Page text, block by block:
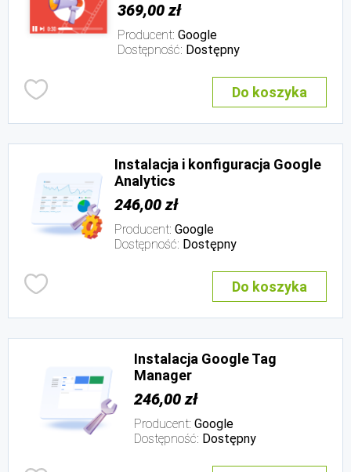
369,00 zł
Producent: Google
Dostępność: Dostępny
Do koszyka
Instalacja i konfiguracja Google
Analytics
246,00 zł
Producent: Google
Dostępność: Dostępny
Do koszyka
Instalacja Google Tag
Manager
246,00 zł
Producent: Google
Dostępność: Dostępny